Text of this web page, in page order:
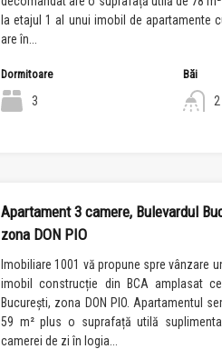
la etajul 1 al unui imobil de apartamente
are în...
Dormitoare
3
Băi
2
Apartament 3 camere, Bulevardul
zona DON PIO
Imobiliare 1001 vă propune spre vânzare
imobil construcție din BCA amplasat
București, zona DON PIO. Apartamentul
59 m² plus o suprafață utilă
camerei de zi în logia...